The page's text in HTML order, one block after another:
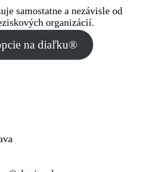
samostatne a nezávisle od
organizácií.
na diaľku®